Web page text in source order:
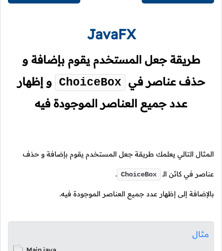
JavaFX
طريقة جعل المستخدم يقوم بإضافة و
حذف عناصر في ChoiceBox
و إظهار
عدد جميع العناصر الموجودة فيه
المثال التالي يعلمك طريقة جعل المستخدم يقوم بإضافة و حذف
عناصر في كائن الـ ChoiceBox
.
بالإضافة إلى إظهار عدد جميع العناصر الموجودة فيه.
مثال